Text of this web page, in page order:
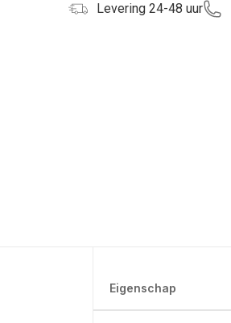
Levering 24-48 uur
Eigenschap